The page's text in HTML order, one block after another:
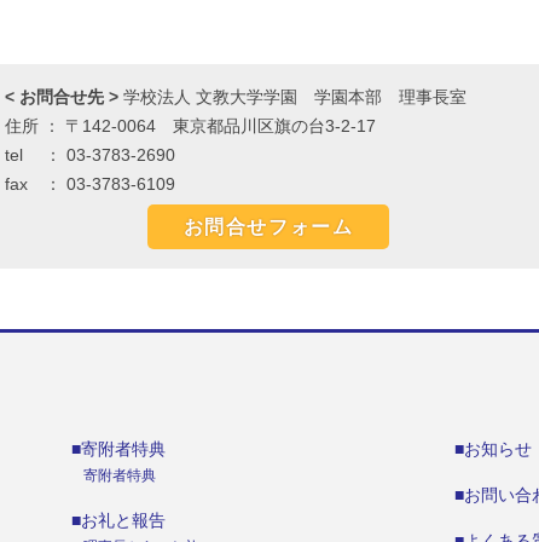
< お問合せ先 > 学校法人 文教大学学園 学園本部 理事長室
住所 ： 〒142-0064 東京都品川区旗の台3-2-17
tel ： 03-3783-2690
fax ： 03-3783-6109
お問合せフォーム
■寄附者特典
寄附者特典
■お礼と報告
■お知らせ
■お問い合